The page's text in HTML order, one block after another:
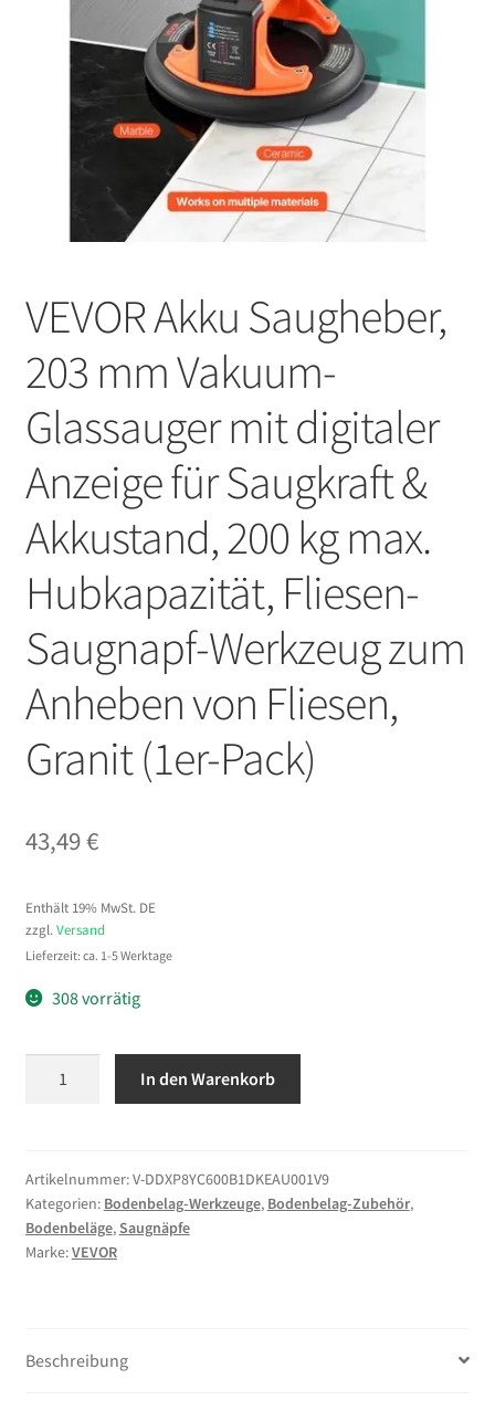
VEVOR Akku Saugheber,
203 mm Vakuum-
Glassauger mit digitaler
Anzeige für Saugkraft &
Akkustand, 200 kg max.
Hubkapazität, Fliesen-
Saugnapf-Werkzeug zum
Anheben von Fliesen,
Granit (1er-Pack)
43,49€
Enthält 19% MwSt. DE
zzgl. Versand
Lieferzeit: ca. 1-5 Werktage
308 vorrätig
mm
Vakuum-
Glassauger
mit
Saugkraft
In den Warenkorb
Artikelnummer:V-DDXP8YC600B1DKEAU001V9
Kategorien: Bodenbelag-Werkzeuge, Bodenbelag-Zubehör,
Bodenbeläge,Saugnäpfe
Marke:VEVOR
Beschreibung